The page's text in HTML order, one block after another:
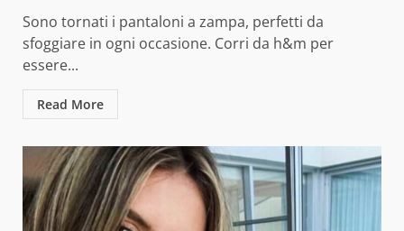
Sono tornati i pantaloni a zampa, perfetti da
sfoggiare in ogni occasione. Corri da h&m per
essere...
Read More